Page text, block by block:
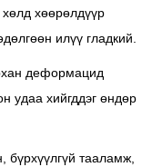
хөөрөлдүүр
илүү гладкий.
деформацид
удаа хийгддэг өндөр
бүрхүүлгүй тааламж,